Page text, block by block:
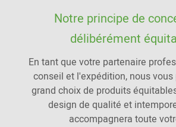
Notre principe de
délibérément
En tant que votre partenaire
conseil et l'expédition, nous vous
grand choix de produits
design de qualité et
accompagnera toute